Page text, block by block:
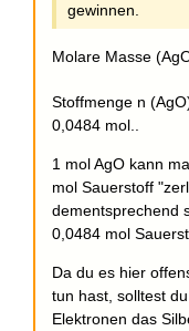
gewinnen.
Molare Masse
Stoffmenge n
0,0484 mol..
1 mol AgO kann
mol Sauerstoff
dementsprechend
0,0484 mol
Da du es hier
tun hast, solltest
Elektronen das